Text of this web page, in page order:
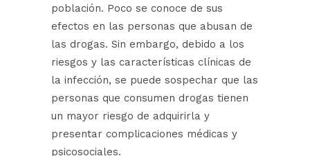
población. Poco se conoce de sus
efectos en las personas que abusan de
las drogas. Sin embargo, debido a los
riesgos y las características clínicas de
la infección, se puede sospechar que las
personas que consumen drogas tienen
un mayor riesgo de adquirirla y
presentar complicaciones médicas y
psicosociales.